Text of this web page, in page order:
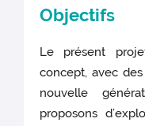
Objectifs
Le présent
concept, avec
nouvelle
proposons